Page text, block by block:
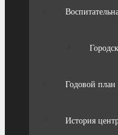
Годовой план
История